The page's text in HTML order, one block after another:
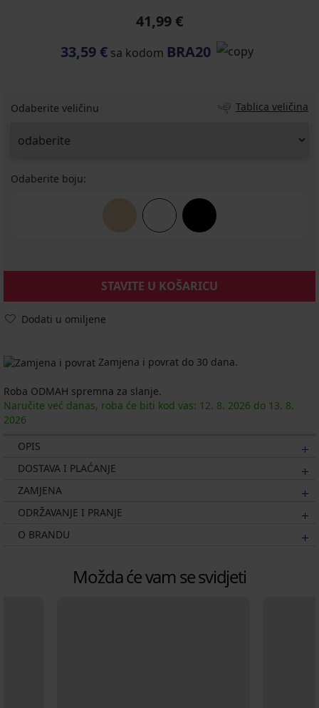
41,99 €
33,59 €sa kodom BRA20
Odaberite veličinu Tablica veličina
Odaberite boju:
STAVITE U KOŠARICU
Dodati u omiljene
Zamjena i povrat do 30 dana.
Roba ODMAH spremna za slanje.
Naručite već danas, roba će biti kod vas: 12. 8. 2026 do 13. 8.
2026
OPIS
DOSTAVA I PLAĆANJE
ZAMJENA
ODRŽAVANJE I PRANJE
O BRANDU
Možda će vam se svidjeti